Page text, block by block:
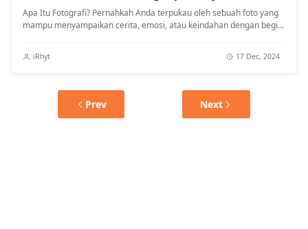
Apa Itu Fotografi? Pernahkah Anda terpukau oleh sebuah foto yang
mampu menyampaikan cerita, emosi, atau keindahan dengan begitu
iRhyt 17 Dec, 2024
Prev Next